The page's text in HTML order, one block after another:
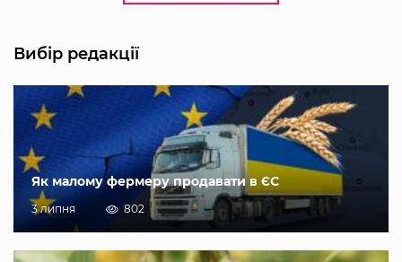
Вибір редакції
Як малому фермеру продавати в ЄС
3 липня 802